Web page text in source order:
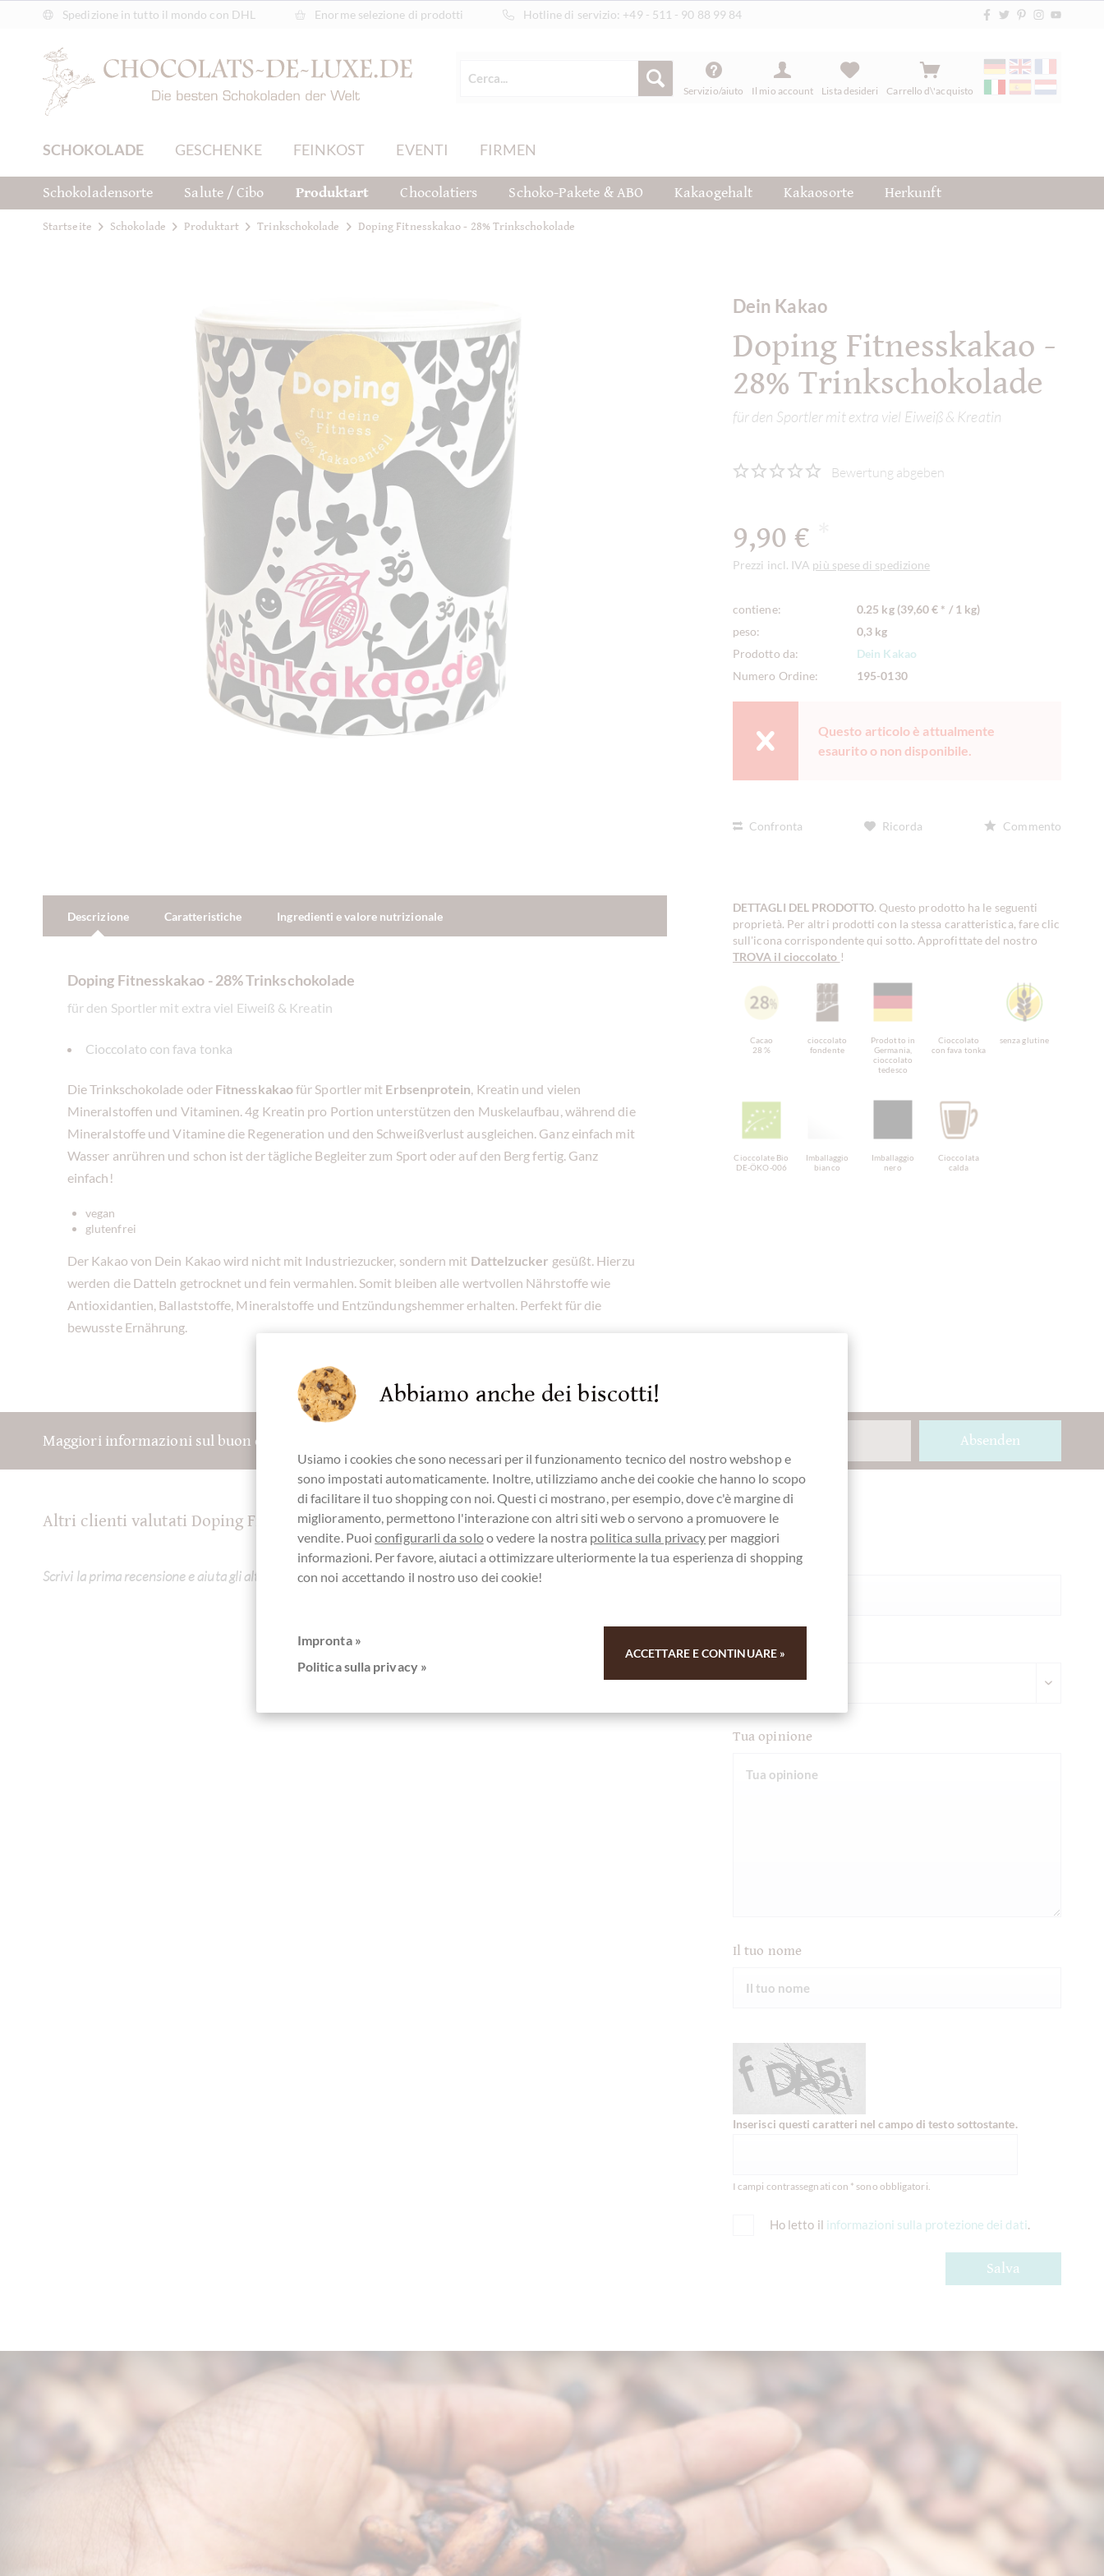
Spedizione in tutto il mondo con DHL Enorme selezione di prodotti Hotline di servizio: +49 - 511 - 90 88 99 84
Servizio/aiuto Il mio account Lista desideri Carrello d\'acquisto
SCHOKOLADE GESCHENKE FEINKOST EVENTI FIRMEN
Schokoladensorte Salute / Cibo Produktart Chocolatiers Schoko-Pakete & ABO Kakaogehalt Kakaosorte Herkunft
Startseite Schokolade Produktart Trinkschokolade Doping Fitnesskakao - 28% Trinkschokolade
Dein Kakao
Doping Fitnesskakao -
28% Trinkschokolade
für den Sportler mit extra viel Eiweiß & Kreatin
Bewertung abgeben
9,90 €
Prezzi incl. IVA più spese di spedizione
contiene:
0.25 kg (39,60 € * / 1 kg)
peso:
0,3 kg
Prodotto da:
Dein Kakao
Numero Ordine:
195-0130
Questo articolo è attualmente
esaurito o non disponibile.
Confronta Ricorda Commento
Descrizione Caratteristiche Ingredienti e valore nutrizionale
Doping Fitnesskakao - 28% Trinkschokolade
für den Sportler mit extra viel Eiweiß & Kreatin
Cioccolato con fava tonka
Die Trinkschokolade oder Fitnesskakaofür Sportler mit Erbsenprotein, Kreatin und vielen
Mineralstoffen und Vitaminen. 4g Kreatin pro Portion unterstützen den Muskelaufbau, während die
Mineralstoffe und Vitamine die Regeneration und den Schweißverlust ausgleichen. Ganz einfach mit
Wasser anrühren und schon ist der tägliche Begleiter zum Sport oder auf den Berg fertig. Ganz
einfach!
vegan
glutenfrei
Der Kakao von Dein Kakao wird nicht mit Industriezucker, sondern mit Dattelzucker gesüßt. Hierzu
werden die Datteln getrocknet und fein vermahlen. Somit bleiben alle wertvollen Nährstoffe wie
Antioxidantien, Ballaststoffe, Mineralstoffe und Entzündungshemmer erhalten. Perfekt für die
bewusste Ernährung.
DETTAGLI DEL PRODOTTO. Questo prodotto ha le seguenti
proprietà. Per altri prodotti con la stessa caratteristica, fare clic
sull'icona corrispondente qui sotto. Approfittate del nostro
TROVA il cioccolato !
Cacao
28 %
cioccolato
fondente
Prodotto in
Germania,
cioccolato
tedesco
Cioccolato
con fava tonka
senza glutine
Cioccolate Bio
DE-ÖKO-006
Imballaggio
bianco
Imballaggio
nero
Cioccolata
calda
Maggiori informazioni sul buon cioccolato? Registrati qui per i nostri SchokoNEWS: Absenden
Altri clienti valutati Doping Fitnesskakao - 28% Trinkschokolade
Scrivi la prima recensione e aiuta gli altri clienti. Grazie per il vostro sostegno.
Ihre Meinung
Riassunto
Scrivi valutazione
Tua opinione
Il tuo nome
Inserisci questi caratteri nel campo di testo sottostante.
I campi contrassegnati con * sono obbligatori.
Ho letto il informazioni sulla protezione dei dati.
Salva
Abbiamo anche dei biscotti!
Usiamo i cookies che sono necessari per il funzionamento tecnico del nostro webshop e
sono impostati automaticamente. Inoltre, utilizziamo anche dei cookie che hanno lo scopo
di facilitare il tuo shopping con noi. Questi ci mostrano, per esempio, dove c'è margine di
miglioramento, permettono l'interazione con altri siti web o servono a promuovere le
vendite. Puoiconfigurarli da soloo vedere la nostra politica sulla privacy per maggiori
informazioni. Per favore, aiutaci a ottimizzare ulteriormente la tua esperienza di shopping
con noi accettando il nostro uso dei cookie!
Impronta »
Politica sulla privacy »
ACCETTARE E CONTINUARE »